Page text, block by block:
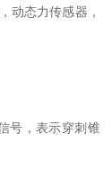
动态力传感器，
号，表示穿刺锥